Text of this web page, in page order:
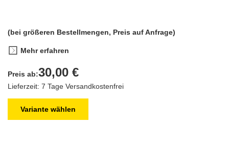
(bei größeren Bestellmengen, Preis auf Anfrage)
Mehr erfahren
Preis ab:30,00 €
Lieferzeit: 7 Tage Versandkostenfrei
Variante wählen